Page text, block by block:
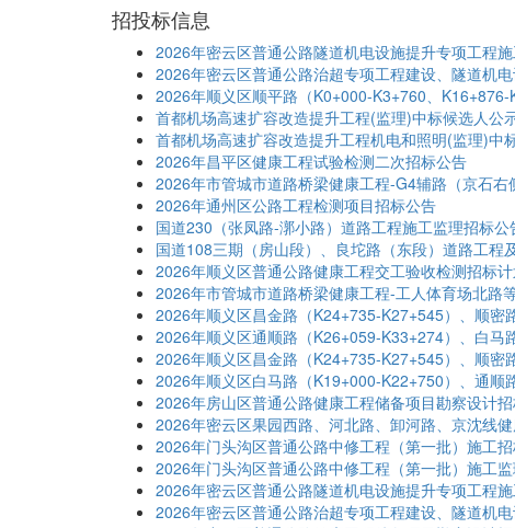
招投标信息
2026年密云区普通公路隧道机电设施提升专项工程
2026年密云区普通公路治超专项工程建设、隧道机
2026年顺义区顺平路（K0+000-K3+760、
首都机场高速扩容改造提升工程(监理)中标候选人公
首都机场高速扩容改造提升工程机电和照明(监理)中
2026年昌平区健康工程试验检测二次招标公告
2026年市管城市道路桥梁健康工程-G4辅路（京石
2026年通州区公路工程检测项目招标公告
国道230（张凤路-漷小路）道路工程施工监理招标公
国道108三期（房山段）、良坨路（东段）道路工
2026年顺义区普通公路健康工程交工验收检测招标
2026年市管城市道路桥梁健康工程-工人体育场北路
2026年顺义区昌金路（K24+735-K27+545）、顺
2026年顺义区通顺路（K26+059-K33+274）、白
2026年顺义区昌金路（K24+735-K27+545）、顺密
2026年顺义区白马路（K19+000-K22+750）、通顺
2026年房山区普通公路健康工程储备项目勘察设计招
2026年密云区果园西路、河北路、卸河路、京沈线
2026年门头沟区普通公路中修工程（第一批）施工
2026年门头沟区普通公路中修工程（第一批）施工
2026年密云区普通公路隧道机电设施提升专项工程
2026年密云区普通公路治超专项工程建设、隧道机